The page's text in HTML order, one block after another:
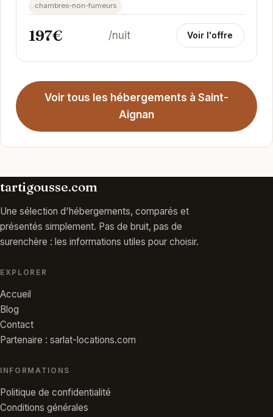
chambres-non-fumeurs
197€ /nuit Voir l'offre
Voir tous les hébergements à Saint-
Aignan
tartigousse.com
Une sélection d'hébergements, comparés et
présentés simplement. Pas de bruit, pas de
surenchère : les informations utiles pour choisir.
EXPLORER
Accueil
Blog
Contact
Partenaire : sarlat-locations.com
INFORMATIONS
Politique de confidentialité
Conditions générales